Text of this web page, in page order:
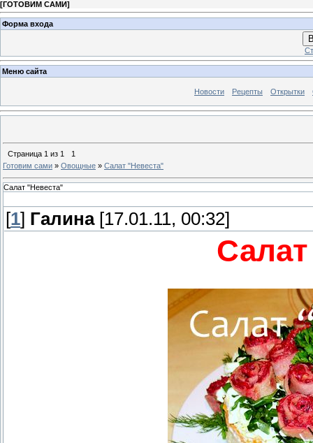
[ГОТОВИМ САМИ]
Форма входа
Меню сайта
Новости Рецепты Открытки
Страница 1 из 1
1
Готовим сами » Овощные » Салат "Невеста"
Салат "Невеста"
[1] Галина[17.01.11, 00:32]